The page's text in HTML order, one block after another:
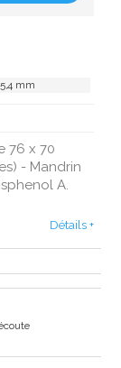
mm
76 x 70
- Mandrin
A .
Détails +